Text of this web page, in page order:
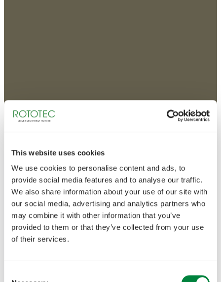
This website uses cookies
We use cookies to personalise content and ads, to
provide social media features and to analyse our traffic.
We also share information about your use of our site with
our social media, advertising and analytics partners who
may combine it with other information that you’ve
provided to them or that they’ve collected from your use
of their services.